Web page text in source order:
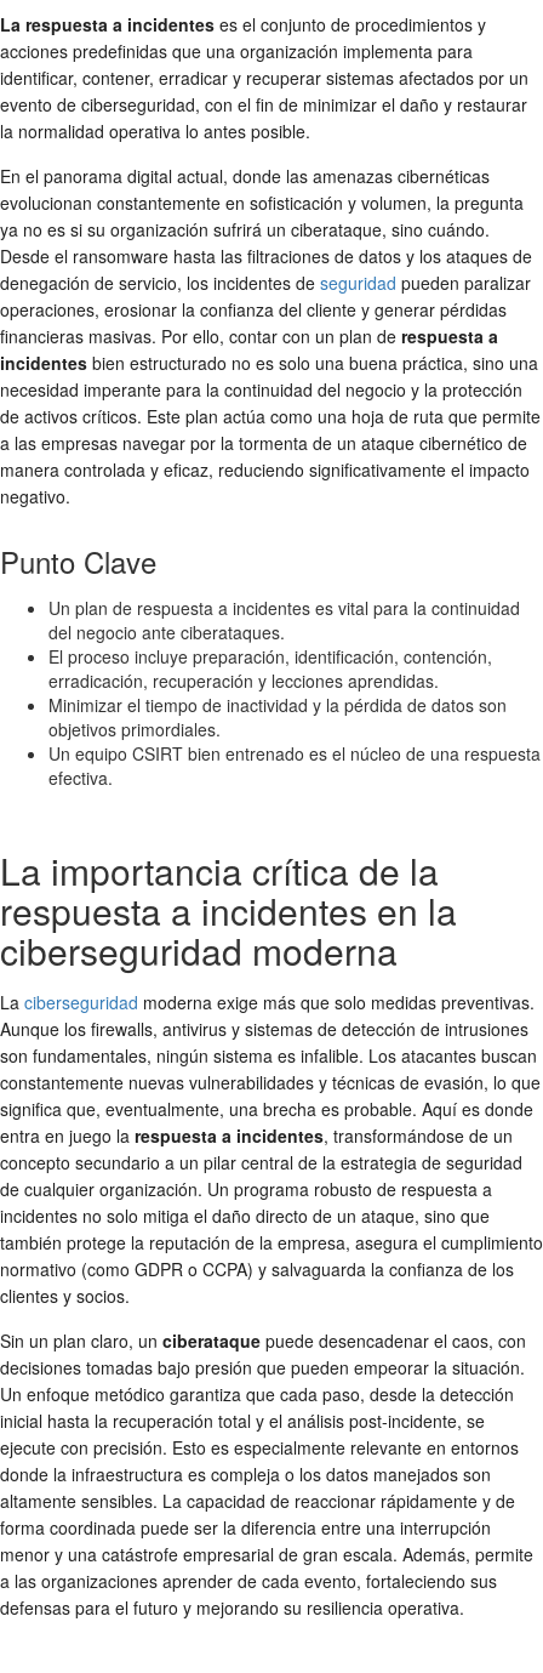
La respuesta a incidentes es el conjunto de procedimientos y
acciones predefinidas que una organización implementa para
identificar, contener, erradicar y recuperar sistemas afectados por un
evento de ciberseguridad, con el fin de minimizar el daño y restaurar
la normalidad operativa lo antes posible.
En el panorama digital actual, donde las amenazas cibernéticas
evolucionan constantemente en sofisticación y volumen, la pregunta
ya no es si su organización sufrirá un ciberataque, sino cuándo.
Desde el ransomware hasta las filtraciones de datos y los ataques de
denegación de servicio, los incidentes de seguridad pueden paralizar
operaciones, erosionar la confianza del cliente y generar pérdidas
financieras masivas. Por ello, contar con un plan de respuesta a
incidentes bien estructurado no es solo una buena práctica, sino una
necesidad imperante para la continuidad del negocio y la protección
de activos críticos. Este plan actúa como una hoja de ruta que permite
a las empresas navegar por la tormenta de un ataque cibernético de
manera controlada y eficaz, reduciendo significativamente el impacto
negativo.
Punto Clave
Un plan de respuesta a incidentes es vital para la continuidad
del negocio ante ciberataques.
El proceso incluye preparación, identificación, contención,
erradicación, recuperación y lecciones aprendidas.
Minimizar el tiempo de inactividad y la pérdida de datos son
objetivos primordiales.
Un equipo CSIRT bien entrenado es el núcleo de una respuesta
efectiva.
La importancia crítica de la
respuesta a incidentes en la
ciberseguridad moderna
La ciberseguridad moderna exige más que solo medidas preventivas.
Aunque los firewalls, antivirus y sistemas de detección de intrusiones
son fundamentales, ningún sistema es infalible. Los atacantes buscan
constantemente nuevas vulnerabilidades y técnicas de evasión, lo que
significa que, eventualmente, una brecha es probable. Aquí es donde
entra en juego la respuesta a incidentes, transformándose de un
concepto secundario a un pilar central de la estrategia de seguridad
de cualquier organización. Un programa robusto de respuesta a
incidentes no solo mitiga el daño directo de un ataque, sino que
también protege la reputación de la empresa, asegura el cumplimiento
normativo (como GDPR o CCPA) y salvaguarda la confianza de los
clientes y socios.
Sin un plan claro, un ciberataque puede desencadenar el caos, con
decisiones tomadas bajo presión que pueden empeorar la situación.
Un enfoque metódico garantiza que cada paso, desde la detección
inicial hasta la recuperación total y el análisis post-incidente, se
ejecute con precisión. Esto es especialmente relevante en entornos
donde la infraestructura es compleja o los datos manejados son
altamente sensibles. La capacidad de reaccionar rápidamente y de
forma coordinada puede ser la diferencia entre una interrupción
menor y una catástrofe empresarial de gran escala. Además, permite
a las organizaciones aprender de cada evento, fortaleciendo sus
defensas para el futuro y mejorando su resiliencia operativa.